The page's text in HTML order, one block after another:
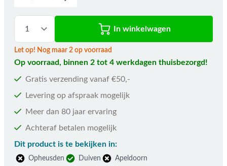
In winkelwagen
Let op! Nog maar 2 op voorraad
Op voorraad, binnen 2 tot 4 werkdagen thuisbezorgd!
Gratis verzending vanaf €50,-
Levering op afspraak mogelijk
Meer dan 80 jaar ervaring
Achteraf betalen mogelijk
Dit product is te bekijken in:
Opheusden Duiven
Apeldoorn